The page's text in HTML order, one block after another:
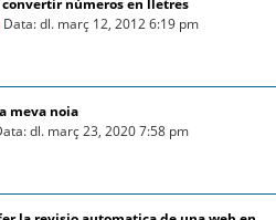
convertir números en lletres
Data: dl. març 12, 2012 6:19 pm
meva noia
dl. març 23, 2020 7:58 pm